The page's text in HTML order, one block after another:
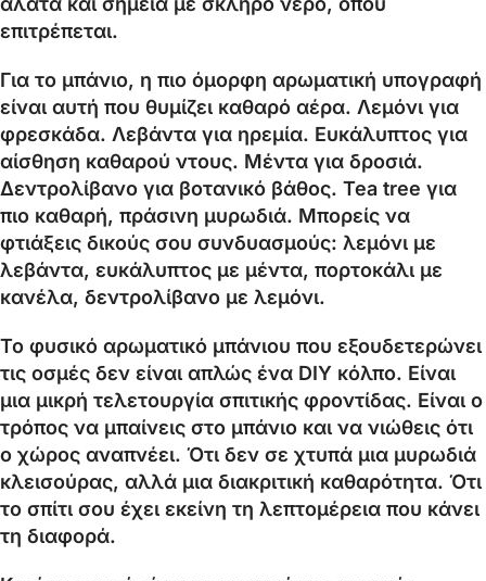
επιτρέπεται.
Για το μπάνιο, η πιο όμορφη αρωματική υπογραφή
είναι αυτή που θυμίζει καθαρό αέρα. Λεμόνι για
φρεσκάδα. Λεβάντα για ηρεμία. Ευκάλυπτος για
αίσθηση καθαρού ντους. Μέντα για δροσιά.
Δεντρολίβανο για βοτανικό βάθος. Tea tree για
πιο καθαρή, πράσινη μυρωδιά. Μπορείς να
φτιάξεις δικούς σου συνδυασμούς: λεμόνι με
λεβάντα, ευκάλυπτος με μέντα, πορτοκάλι με
κανέλα, δεντρολίβανο με λεμόνι.
Το φυσικό αρωματικό μπάνιου που εξουδετερώνει
τις οσμές δεν είναι απλώς ένα DIY κόλπο. Είναι
μια μικρή τελετουργία σπιτικής φροντίδας. Είναι ο
τρόπος να μπαίνεις στο μπάνιο και να νιώθεις ότι
ο χώρος αναπνέει. Ότι δεν σε χτυπά μια μυρωδιά
κλεισούρας, αλλά μια διακριτική καθαρότητα. Ότι
το σπίτι σου έχει εκείνη τη λεπτομέρεια που κάνει
τη διαφορά.